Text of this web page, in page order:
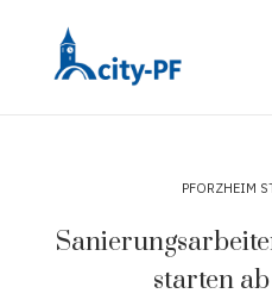
PFORZHEIM
starten